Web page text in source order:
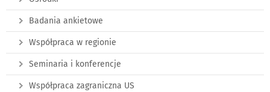
Badania ankietowe
Współpraca w regionie
Seminaria i konferencje
Współpraca zagraniczna US